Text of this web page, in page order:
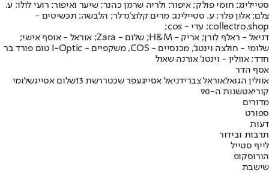
סטיילינג: חומי פולק; איפור: ולריה שרמן כהנר; שיער ואיפור: רועי לולו; ע.
צלם: אלון פלר; ע. סטיילינג: מרים קלוצ'נדלר; הלבשה: תכשיטים -
collectro.shop; עדי - cos;
דניאל - ראלף לורן; אריק - H&M; שלום - Zara; אוראל - אוסף אישי;
שלומי - חולצה וינטג', מכנסיים - COS, משקפיים - I-Optic טום פורד בר
חדד; אוולין - וינטג' אורנה שאול
אסף הדר
אוולין הגואלאוראל צברידניאל אסייגעפר שכטררשת 13 שלום אסייגשלומי
קוריאטשנות ה-90
מדורים
ספורט
דעות
תרבות ובידור
לייף סטייל
הורוסקופ
שישבת